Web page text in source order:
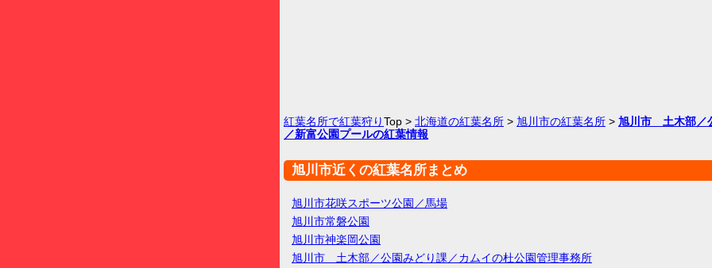
紅葉名所で紅葉狩りTop > 北海道の紅葉名所 > 旭川市の紅葉名所 > 旭川市 土木部／
／新富公園プールの紅葉情報
旭川市近くの紅葉名所まとめ
旭川市花咲スポーツ公園／馬場
旭川市常磐公園
旭川市神楽岡公園
旭川市 土木部／公園みどり課／カムイの杜公園管理事務所